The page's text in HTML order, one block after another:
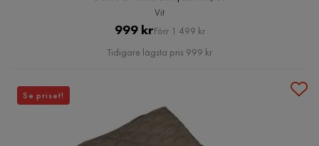
Vit
Pris
999 kr Original
Pris
Förr 1 499 kr
Tidigare lägsta pris 999 kr
Se priset!